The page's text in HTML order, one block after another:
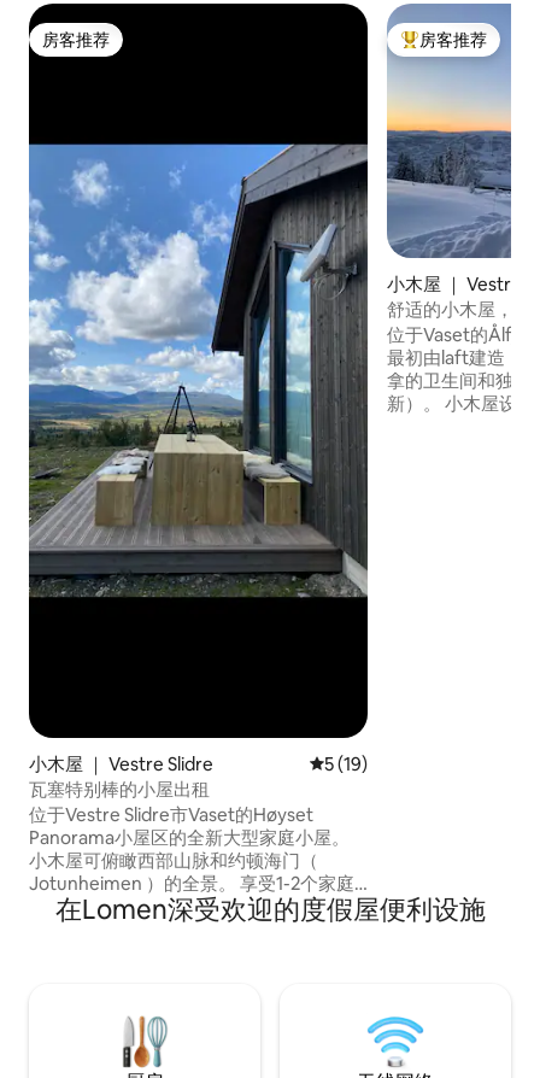
房客推荐
房客推荐
小木屋 ｜ Vestre Slidre 平均评分 5 分（满分 5 分）
5 (19)
瓦塞特别棒的小屋出租
位于Vestre Slidre市Vaset的Høyset
Panorama小屋区的全新大型家庭小屋。
小木屋可俯瞰西部山脉和约顿海门（
Jotunheimen ）的全景。 享受1-2个家庭
的美好时光。 附近有许多精致的徒步道和
顶级攀岩。 Vaset是一辆著名的自行车
程。 小丑有各种各样的当地美食、运动商
店和几家舒适的餐厅，车程很短。
热门「房客推荐」
房客推荐
小木屋 ｜ Vestre
舒适的小木屋，可
位于Vaset的Ålfjell
最初由laft建造，
拿的卫生间和独立
新）。 小木屋设
在Lomen深受欢迎的度假屋便利设施